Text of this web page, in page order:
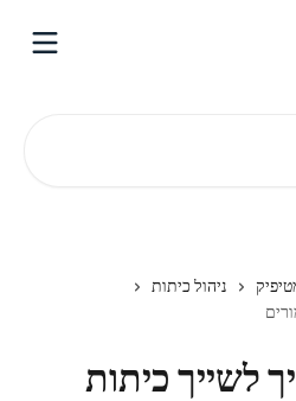
ניהול כיתות
לשייך כיתות